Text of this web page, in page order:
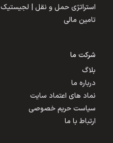
استراتژی حمل و نقل | لجیستیک
تامین مالی
شرکت ما
بلاگ
درباره ما
نماد های اعتماد سایت
سیاست حریم خصوصی
ارتباط با ما